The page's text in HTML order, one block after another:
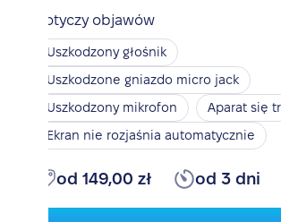
Dotyczy objawów
Uszkodzony głośnik
Uszkodzone gniazdo micro jack
Uszkodzony mikrofon
Aparat się
Ekran nie rozjaśnia automatycznie
od 149,00 zł od 3 dni